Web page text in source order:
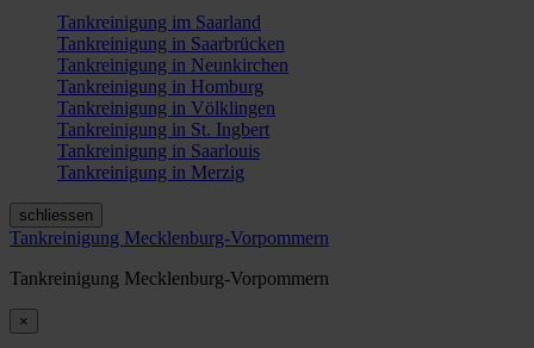
Tankreinigung im Saarland
Tankreinigung in Saarbrücken
Tankreinigung in Neunkirchen
Tankreinigung in Homburg
Tankreinigung in Völklingen
Tankreinigung in St. Ingbert
Tankreinigung in Saarlouis
Tankreinigung in Merzig
schliessen
Tankreinigung Mecklenburg-Vorpommern
Tankreinigung Mecklenburg-Vorpommern
×